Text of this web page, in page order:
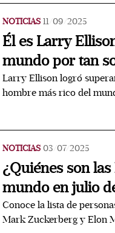
NOTICIAS 11/09/2025
Él es Larry
mundo por tan
Larry Ellison logró
hombre más rico del
NOTICIAS 03/07/2025
¿Quiénes son
mundo en julio
Conoce la lista de
Mark Zuckerberg y Elon